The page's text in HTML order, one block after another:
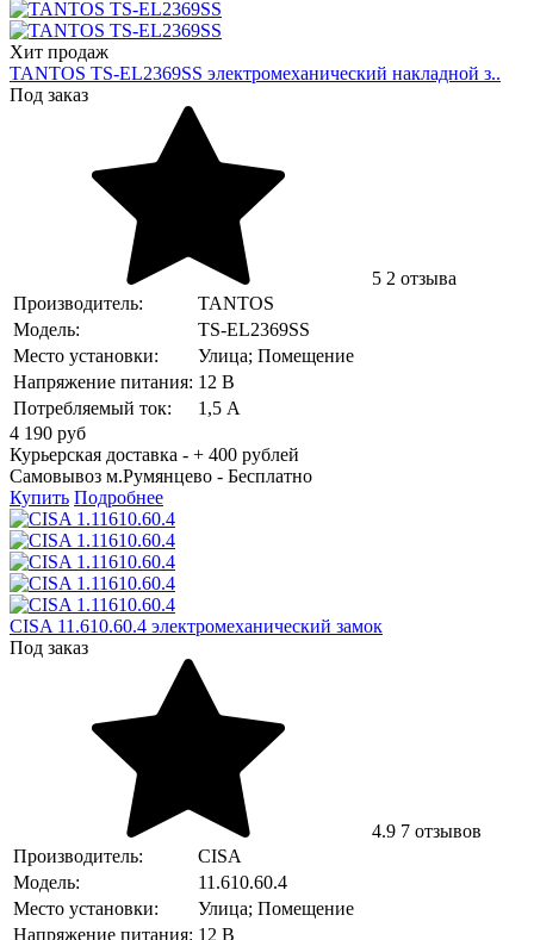
Хит продаж
TANTOS TS-EL2369SS электромеханический накладной з..
Под заказ
5 2 отзыва
Производитель:
TANTOS
Модель:
TS-EL2369SS
Место установки:
Улица; Помещение
Напряжение питания: 12 В
Потребляемый ток:
1,5 А
4 190 руб
Курьерская доставка - + 400 рублей
Самовывоз м.Румянцево - Бесплатно
Купить Подробнее
CISA 11.610.60.4 электромеханический замок
Под заказ
4.9 7 отзывов
Производитель:
CISA
Модель:
11.610.60.4
Место установки:
Улица; Помещение
Напряжение питания: 12 В